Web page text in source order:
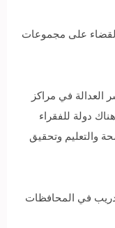
على مجموعات
العدالة في مراكز
دولة للفقراء
والتعليم وتحقيق
في المحافظات